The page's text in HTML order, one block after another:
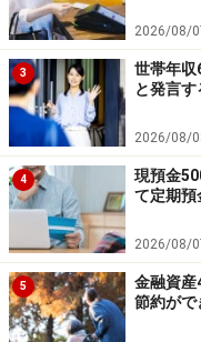
最新の情報や詳細につい
の公式情報をご確認くだ
【編集部からのお知ら
・「家計」について、
中です！
※抽選で20名に
※謝礼付きの限定アン
なります
2026/08/
3
世帯年収
と発言
2026/08/
4
現預金
て定期預
2026/08/
5
金融資産
節約がで